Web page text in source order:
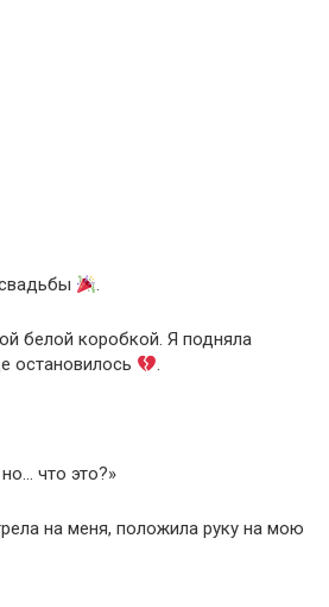
.
белой коробкой. Я подняла
остановилось
.
что это?»
на меня, положила руку на мою